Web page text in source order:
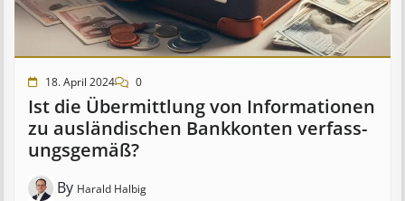
18. April 2024 0
Ist die Über­mitt­lung von In­for­mat­ion­en
zu aus­länd­isch­en Bank­kont­en ver­fass­
ungs­ge­mäß?
By Harald Halbig